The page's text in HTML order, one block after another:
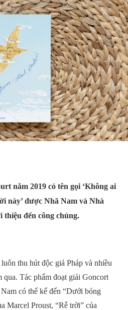
năm 2019 có tên gọi ‘Không ai
này’ được Nhã Nam và Nhà
đến công chúng.
thu hút độc giả Pháp và nhiều
qua. Tác phẩm đoạt giải Goncort
có thể kể đến “Dưới bóng
Marcel Proust, “Rễ trời” của